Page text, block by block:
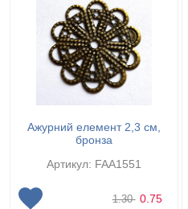
Ажурний елемент 2,3 см,
бронза
Артикул: FAA1551
1.30 0.75